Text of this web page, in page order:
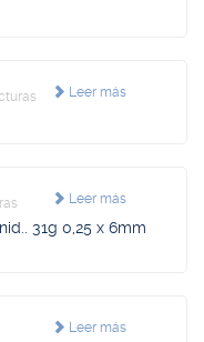
Leer más
Leer más
31g 0,25 x 6mm
Leer más